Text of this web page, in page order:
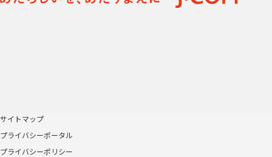
サイトマップ
プライバシーポータル
プライバシーポリシー